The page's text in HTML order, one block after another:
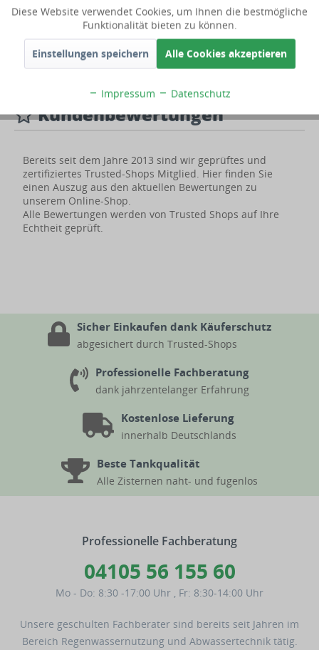
Technische Daten
Lieferumfang
Kundenbewertungen
Bereits seit dem Jahre 2013 sind wir geprüftes und
zertifiziertes Trusted-Shops Mitglied. Hier finden Sie
einen Auszug aus den aktuellen Bewertungen zu
unserem Online-Shop.
Alle Bewertungen werden von Trusted Shops auf Ihre
Echtheit geprüft.
Sicher Einkaufen dank Käuferschutz
abgesichert durch Trusted-Shops
Professionelle Fachberatung
dank jahrzentelanger Erfahrung
Kostenlose Lieferung
innerhalb Deutschlands
Beste Tankqualität
Alle Zisternen naht- und fugenlos
Professionelle Fachberatung
04105 56 155 60
Mo - Do: 8:30 -17:00 Uhr Fr: 8:30-14:00 Uhr
Unsere geschulten Fachberater sind bereits seit Jahren im
Bereich Regenwassernutzung und Abwassertechnik tätig.
Diese Website verwendet Cookies, um Ihnen die bestmögliche
Funktionalität bieten zu können.
Einstellungen speichern Alle Cookies akzeptieren
Impressum Datenschutz